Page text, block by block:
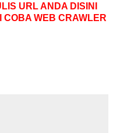
URL ANDA DISINI
COBA WEB CRAWLER